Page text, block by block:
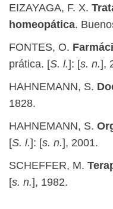
EIZAYAGA, F. X.
homeopática.
FONTES, O.
prática. [S. l.]: [s. n.],
HAHNEMANN, S.
1828.
HAHNEMANN, S.
[S. l.]: [s. n.], 2001.
SCHEFFER, M.
[s. n.], 1982.